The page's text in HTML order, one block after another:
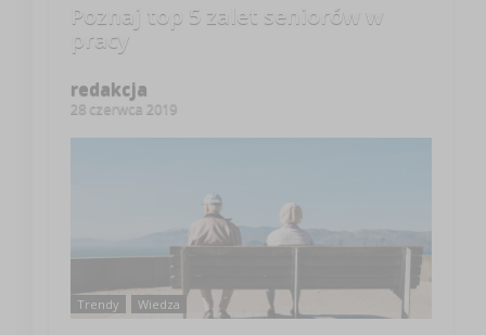
Poznaj top 5 zalet seniorów w
pracy
redakcja
28 czerwca 2019
Trendy Wiedza